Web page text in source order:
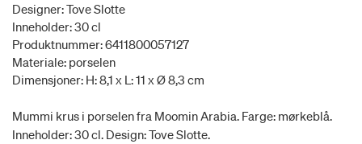
Designer: Tove Slotte
Inneholder: 30 cl
Produktnummer: 6411800057127
Materiale: porselen
Dimensjoner: H: 8,1 x L: 11 x Ø 8,3 cm
Mummi krus i porselen fra Moomin Arabia. Farge: mørkeblå.
Inneholder: 30 cl. Design: Tove Slotte.